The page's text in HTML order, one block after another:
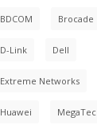
BDCOM Brocade
D-Link Dell
Extreme Networks
Huawei MegaTec